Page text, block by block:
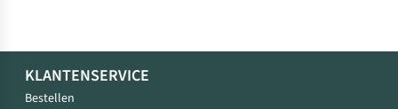
KLANTENSERVICE
Bestellen